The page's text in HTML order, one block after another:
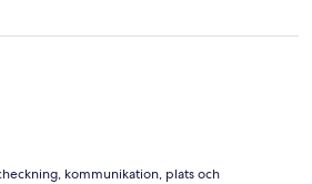
kommunikation, plats och